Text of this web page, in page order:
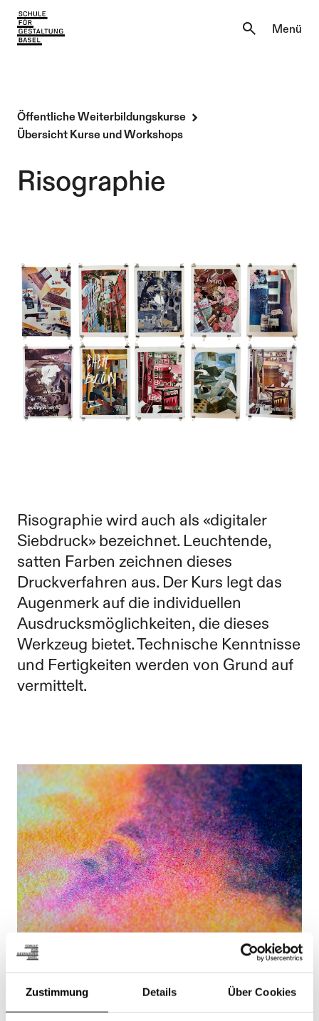
Zustimmung Details Über Cookies
Einblicke
Lernen & Entdecken
Über uns
Menü
Aktuell
Lernen & Entdecken
Institutionen
Öffentliche Weiterbildungskurse
Übersicht Kurse und Workshops
Risographie
Risographie wird auch als «digitaler
Siebdruck» bezeichnet. Leuchtende,
satten Farben zeichnen dieses
Druckverfahren aus. Der Kurs legt das
Augenmerk auf die individuellen
Ausdrucksmöglichkeiten, die dieses
Werkzeug bietet. Technische Kenntnisse
und Fertigkeiten werden von Grund auf
vermittelt.
Risographie Einführung
Jetzt Anmelden
Mo. 17:45–20:45 / 24.08.2026–30.11.2026